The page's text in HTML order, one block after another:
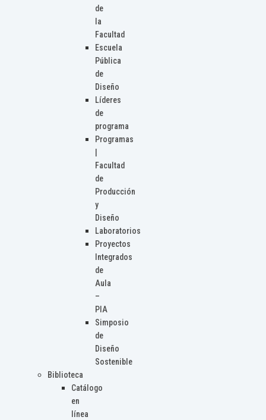
de
la
Facultad
Escuela
Pública
de
Diseño
Líderes
de
programa
Programas
Facultad
de
Producción
y
Diseño
Laboratorios
Proyectos
Integrados
de
Aula
–
PIA
Simposio
de
Diseño
Sostenible
Biblioteca
Catálogo
en
línea